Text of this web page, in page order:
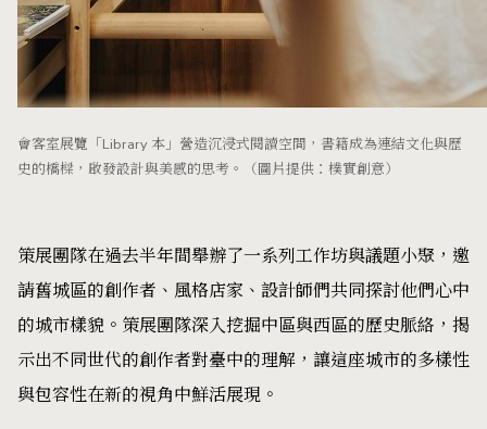
會客室展覽「Library 本」營造沉浸式閱讀空間，書籍成為連結文化與歷
史的橋樑，啟發設計與美感的思考。（圖片提供：樸實創意）
策展團隊在過去半年間舉辦了一系列工作坊與議題小聚，邀
請舊城區的創作者、風格店家、設計師們共同探討他們心中
的城市樣貌。策展團隊深入挖掘中區與西區的歷史脈絡，揭
示出不同世代的創作者對臺中的理解，讓這座城市的多樣性
與包容性在新的視角中鮮活展現。